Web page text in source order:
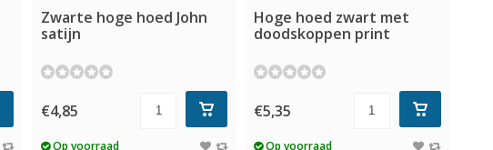
Zwarte hoge hoed John
satijn
€4,85
Op voorraad
Hoge hoed zwart met
doodskoppen print
€5,35
Op voorraad